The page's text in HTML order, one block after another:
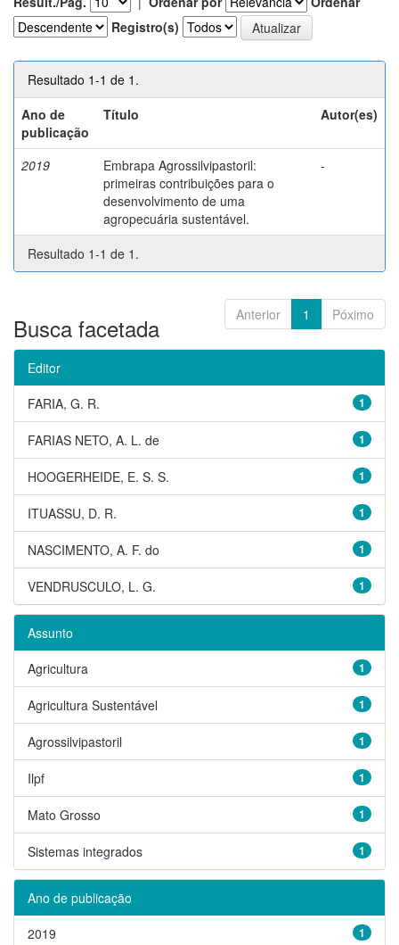
Registro(s)
Resultado 1-1 de 1.
Ano de
publicação
Título Autor(es)
2019
Embrapa Agrossilvipastoril:
primeiras contribuições para o
desenvolvimento de uma
agropecuária sustentável.
-
Resultado 1-1 de 1.
Anterior 1 Póximo
Busca facetada
Editor
1
FARIA, G. R.
1
FARIAS NETO, A. L. de
1
HOOGERHEIDE, E. S. S.
1
ITUASSU, D. R.
1
NASCIMENTO, A. F. do
1
VENDRUSCULO, L. G.
Assunto
1
Agricultura
1
Agricultura Sustentável
1
Agrossilvipastoril
1
Ilpf
1
Mato Grosso
1
Sistemas integrados
Ano de publicação
1
2019